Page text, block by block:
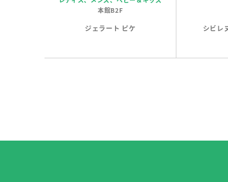
本館B2F
ジェラート ピケ シビレ